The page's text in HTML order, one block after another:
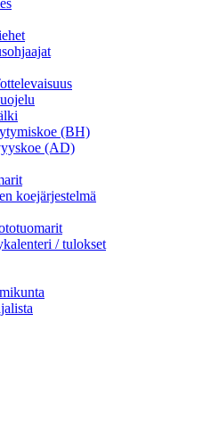
(BH)
(AD)
koejärjestelmä
/ tulokset